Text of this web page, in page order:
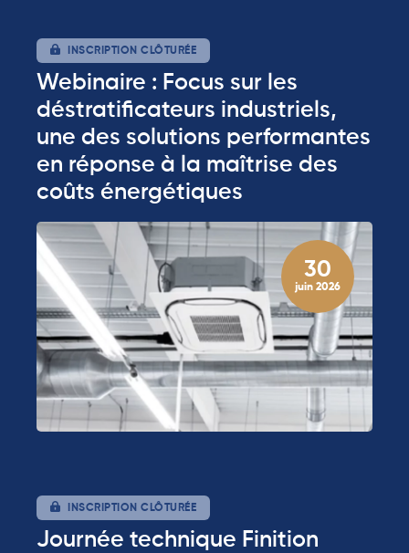
INSCRIPTION CLÔTURÉE
Webinaire : Focus sur les
déstratificateurs industriels,
une des solutions performantes
en réponse à la maîtrise des
coûts énergétiques
30
juin 2026
INSCRIPTION CLÔTURÉE
Journée technique Finition